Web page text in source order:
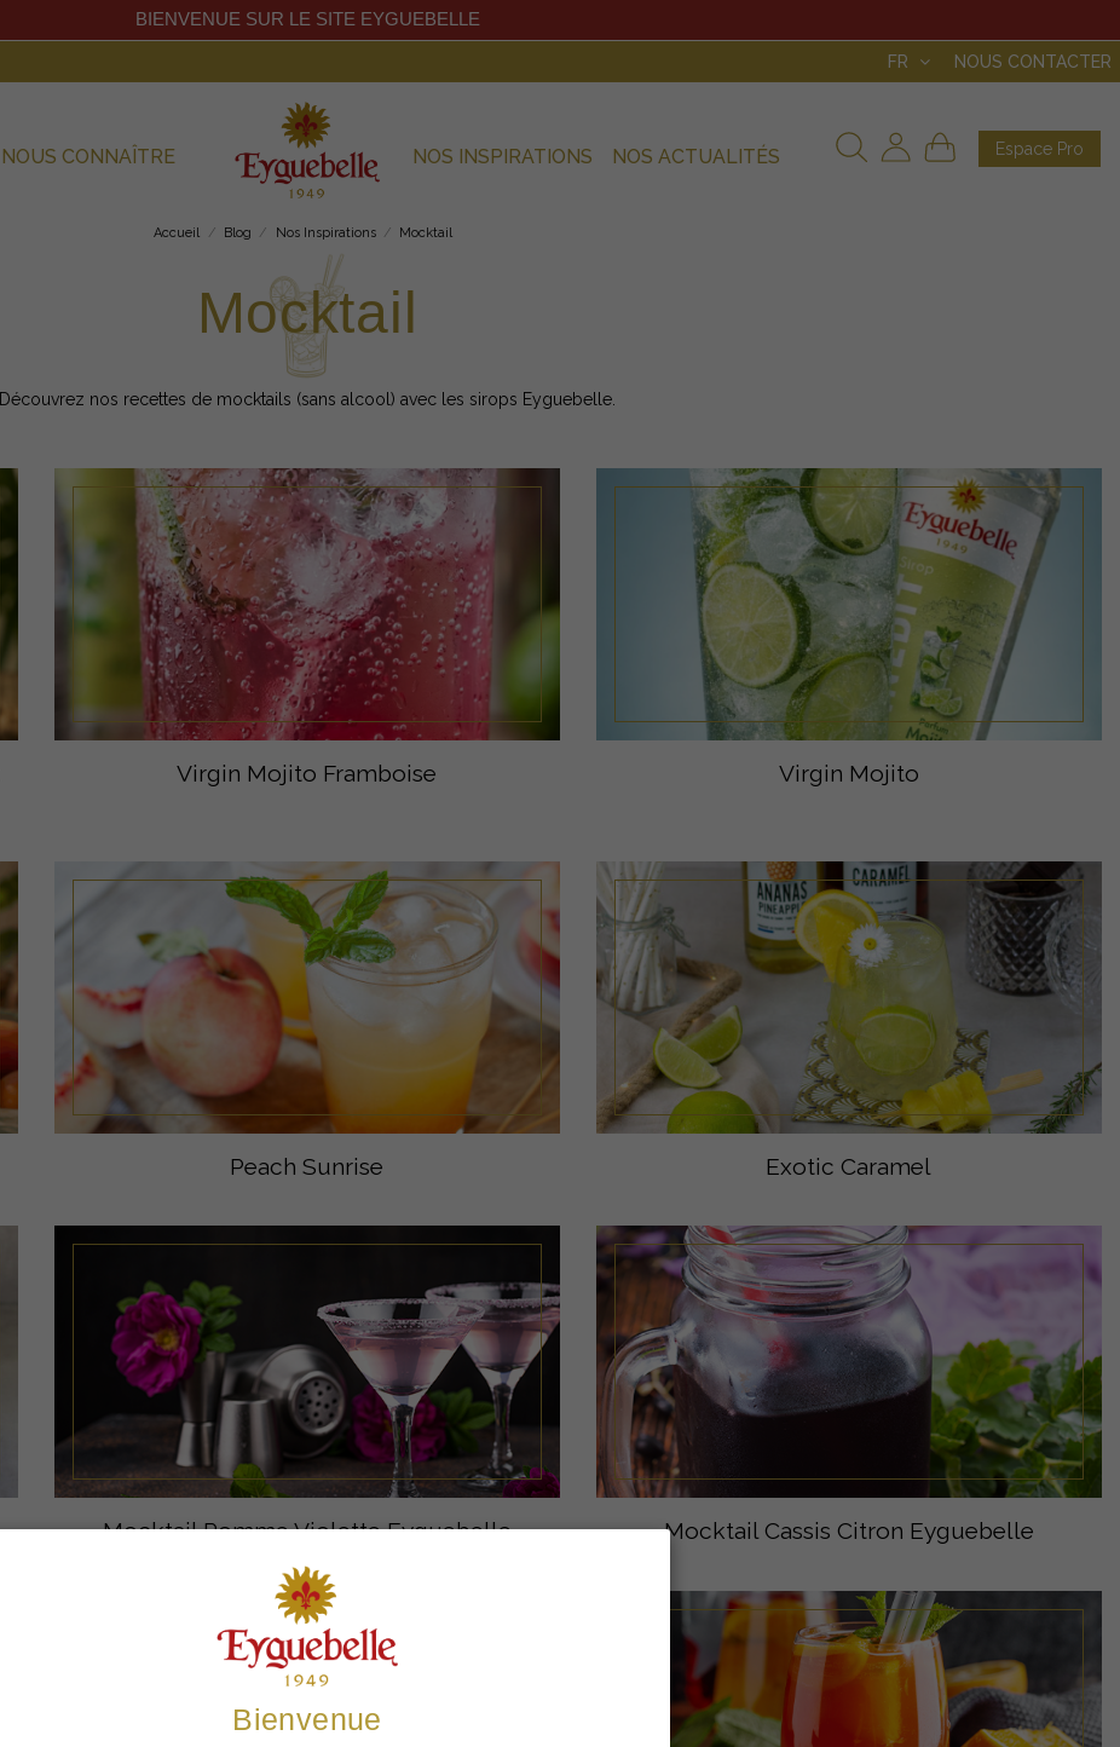
FR NOUS CONTACTER
Espace Pro
NOUS CONNAÎTRE NOS INSPIRATIONS NOS ACTUALITÉS
BIENVENUE SUR LE SITE EYGUEBELLE
Accueil Blog Nos Inspirations Mocktail
Mocktail
Découvrez nos recettes de mocktails (sans alcool) avec les sirops Eyguebelle.
Virgin Mojito Framboise Virgin Mojito
Peach Sunrise Exotic Caramel
Mocktail Pomme Violette Eyguebelle Mocktail Cassis Citron Eyguebelle
Bienvenue